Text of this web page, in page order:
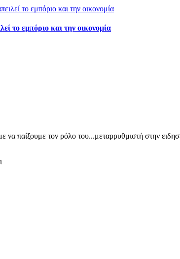
το εμπόριο και την οικονομία
να παίξουμε τον ρόλο του...μεταρρυθμιστή στην